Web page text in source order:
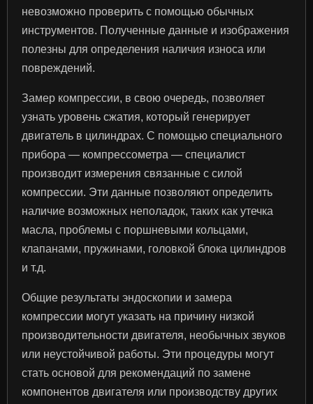
невозможно проверить с помощью обычных
инструментов. Полученные данные и изображения
полезны для определения наличия износа или
повреждений.
Замер компрессии, в свою очередь, позволяет
узнать уровень сжатия, который генерирует
двигатель в цилиндрах. С помощью специального
прибора — компрессометра — специалист
производит измерения связанные с силой
компрессии. Эти данные позволяют определить
наличие возможных неполадок, таких как утечка
масла, проблемы с поршневыми кольцами,
клапанами, пружинами, головкой блока цилиндров
и т.д.
Общие результаты эндоскопии и замера
компрессии могут указать на причину низкой
производительности двигателя, необычных звуков
или неустойчивой работы. Эти процедуры могут
стать основой для рекомендаций по замене
компонентов двигателя или производству других